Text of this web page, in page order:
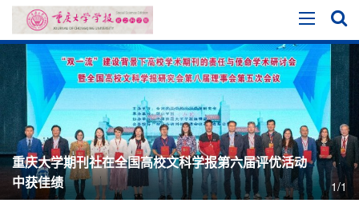
重庆大学期刊社在全国高校文科学报第六届评优活动
中获佳绩
1/1